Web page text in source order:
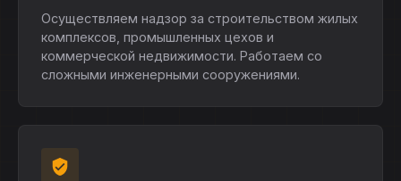
Осуществляем надзор за строительством жилых
комплексов, промышленных цехов и
коммерческой недвижимости. Работаем со
сложными инженерными сооружениями.